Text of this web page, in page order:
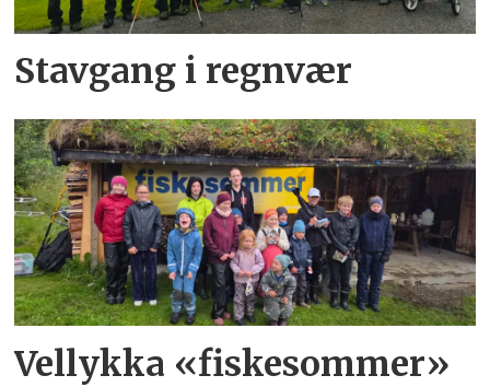
Stavgang i regnvær
Vellykka «fiskesommer»